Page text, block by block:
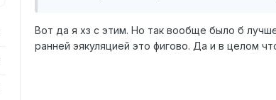
Вот да я хз с этим. Но так вообще было б
ранней эякуляцией это фигово. Да и в целом